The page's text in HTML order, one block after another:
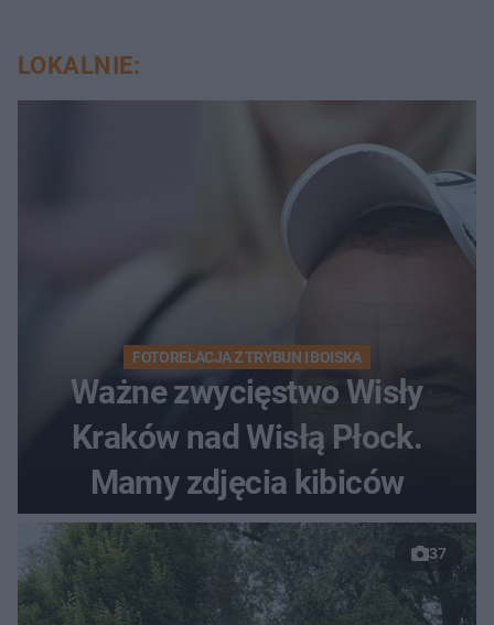
LOKALNIE:
FOTORELACJA Z TRYBUN I BOISKA
Ważne zwycięstwo Wisły
Kraków nad Wisłą Płock.
Mamy zdjęcia kibiców
37